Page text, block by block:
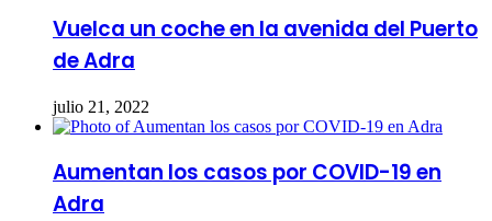
Vuelca un coche en la avenida del Puerto
de Adra
julio 21, 2022
Aumentan los casos por COVID-19 en
Adra